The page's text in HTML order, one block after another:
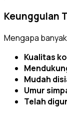
Keunggulan
Mengapa
Kualitas
Mudah
Umur
Telah